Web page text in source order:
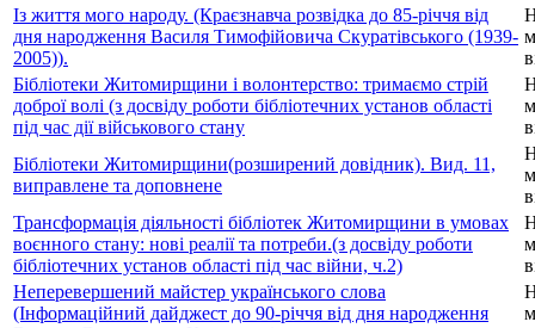
Із життя мого народу. (Краєзнавча розвідка до 85-річчя від
дня народження Василя Тимофійовича Скуратівського (1939-
2005)).
Бібліотеки Житомирщини і волонтерство: тримаємо стрій
доброї волі (з досвіду роботи бібліотечних установ області
під час дії військового стану
Бібліотеки Житомирщини(розширений довідник). Вид. 11,
виправлене та доповнене
Трансформація діяльності бібліотек Житомирщини в умовах
воєнного стану: нові реалії та потреби.(з досвіду роботи
бібліотечних установ області під час війни, ч.2)
Неперевершений майстер українського слова
(Інформаційний дайджест до 90-річчя від дня народження